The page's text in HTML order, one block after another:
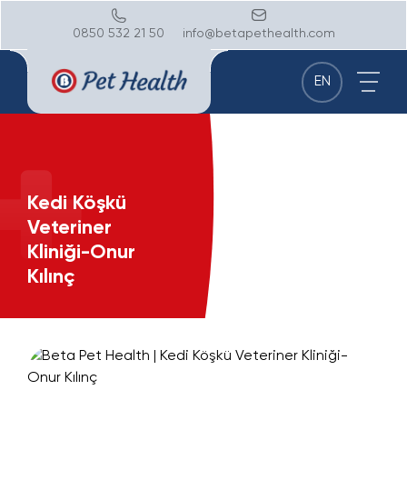
0850 532 21 50 info@betapethealth.com
EN
Kedi Köşkü
Veteriner
Kliniği-Onur
Kılınç